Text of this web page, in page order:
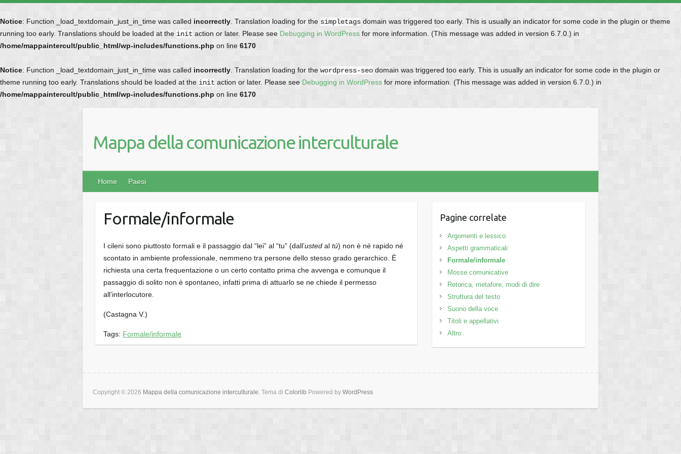
Notice: Function _load_textdomain_just_in_time was called incorrectly . Translation loading for the simpletags domain was triggered too early. This is usually an indicator for some code in the plugin or theme
running too early. Translations should be loaded at the init action or later. Please see Debugging in WordPress for more information. (This message was added in version 6.7.0.) in
/home/mappaintercult/public_html/wp-includes/functions.php on line 6170
Notice: Function _load_textdomain_just_in_time was called incorrectly . Translation loading for the wordpress-seo domain was triggered too early. This is usually an indicator for some code in the plugin or
theme running too early. Translations should be loaded at the init action or later. Please seeDebugging in WordPress for more information. (This message was added in version 6.7.0.) in
/home/mappaintercult/public_html/wp-includes/functions.php on line 6170
Mappa della comunicazione interculturale
Home Paesi
Formale/informale
I cileni sono piuttosto formali e il passaggio dal “lei” al “tu” (dall’usted altú) non è né rapido né
scontato in ambiente professionale, nemmeno tra persone dello stesso grado gerarchico. È
richiesta una certa frequentazione o un certo contatto prima che avvenga e comunque il
passaggio di solito non è spontaneo, infatti prima di attuarlo se ne chiede il permesso
all’interlocutore.
(Castagna V.)
Tags: Formale/informale
Pagine correlate
Argomenti e lessico
Aspetti grammaticali
Formale/informale
Mosse comunicative
Retorica, metafore, modi di dire
Struttura del testo
Suono della voce
Titoli e appellativi
Altro
Copyright © 2026 Mappa della comunicazione interculturale. Tema di Colorlib Powered by WordPress